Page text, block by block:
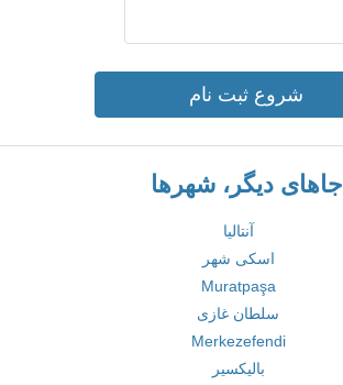
شروع ثبت نام
جاهای دیگر، شهرها
آنتالیا
اسکی شهر
Muratpaşa
سلطان غازی
Merkezefendi
بالیکسیر